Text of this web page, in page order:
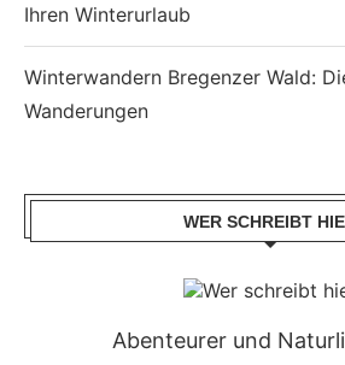
Ihren Winterurlaub
Winterwandern Bregenzer Wald:
Wanderungen
WER SCHREIBT
Abenteurer und